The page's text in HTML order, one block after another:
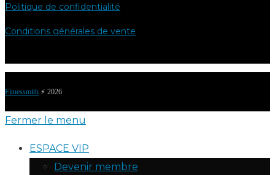
Politique de confidentialité
Conditions générales de vente
Fitnessmith ⚡️ 2026
Fermer le menu
ESPACE VIP
Devenir membre